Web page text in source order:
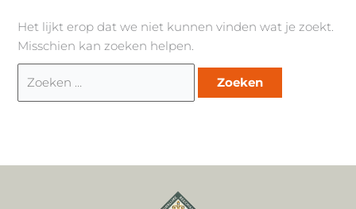
Het lijkt erop dat we niet kunnen vinden wat je zoekt.
Misschien kan zoeken helpen.